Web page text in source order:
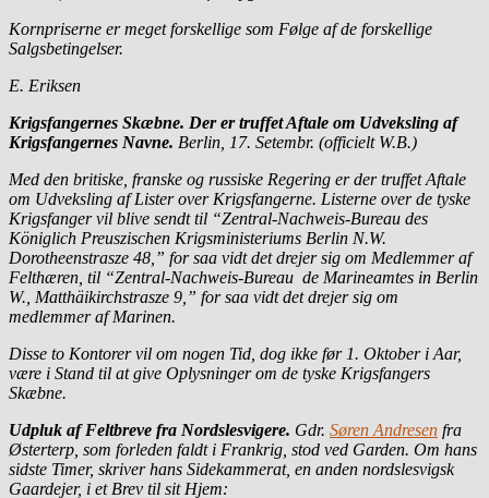
Kornpriserne er meget forskellige som Følge af de forskellige
Salgsbetingelser.
E. Eriksen
Krigsfangernes Skæbne. Der er truffet Aftale om Udveksling af
Krigsfangernes Navne. Berlin, 17. Setembr. (officielt W.B.)
Med den britiske, franske og russiske Regering er der truffet Aftale
om Udveksling af Lister over Krigsfangerne. Listerne over de tyske
Krigsfanger vil blive sendt til “Zentral-Nachweis-Bureau des
Königlich Preuszischen Krigsministeriums Berlin N.W.
Dorotheenstrasze 48,” for saa vidt det drejer sig om Medlemmer af
Felthæren, til “Zentral-Nachweis-Bureau de Marineamtes in Berlin
W., Matthäikirchstrasze 9,” for saa vidt det drejer sig om
medlemmer af Marinen.
Disse to Kontorer vil om nogen Tid, dog ikke før 1. Oktober i Aar,
være i Stand til at give Oplysninger om de tyske Krigsfangers
Skæbne.
Udpluk af Feltbreve fra Nordslesvigere. Gdr. Søren Andresen fra
Østerterp, som forleden faldt i Frankrig, stod ved Garden. Om hans
sidste Timer, skriver hans Sidekammerat, en anden nordslesvigsk
Gaardejer, i et Brev til sit Hjem: